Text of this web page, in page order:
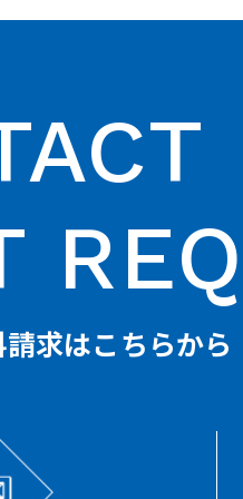
求はこちらから